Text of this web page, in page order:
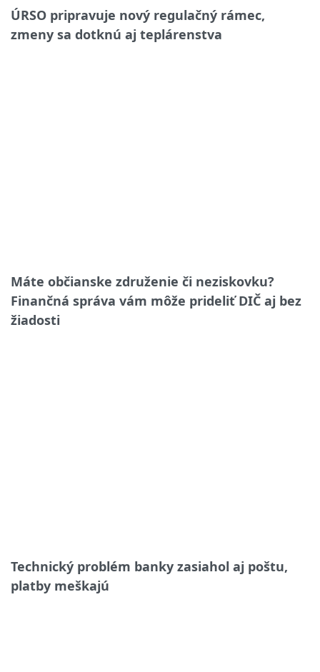
ÚRSO pripravuje nový regulačný rámec,
zmeny sa dotknú aj teplárenstva
Máte občianske združenie či neziskovku?
Finančná správa vám môže prideliť DIČ aj bez
žiadosti
Technický problém banky zasiahol aj poštu,
platby meškajú